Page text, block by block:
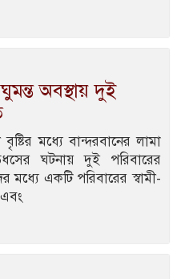
অবস্থায় দুই
মধ্যে বান্দরবানের লামা
ঘটনায় দুই পরিবারের
মধ্যে একটি পরিবারের স্বামী-
এবং